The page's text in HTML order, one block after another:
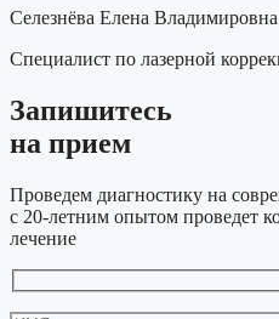
Селезнёва Елена Владимировна
Специалист по лазерной
Запишитесь
на прием
Проведем диагностику на
с 20-летним опытом проведет
лечение